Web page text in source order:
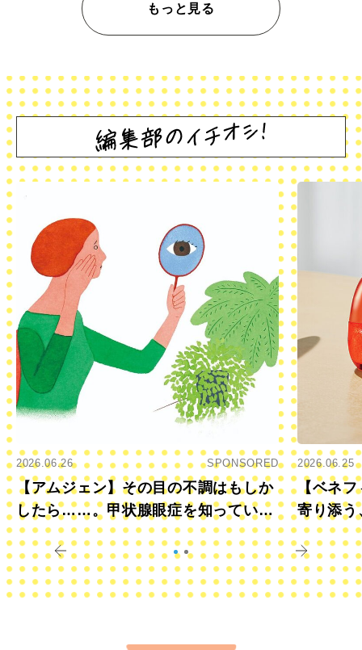
もっと見る
2026.06.26 SPONSORED
【アムジェン】その目の不調はもしか
したら……。甲状腺眼症を知っていま
すか？
2026.06.25
【ベネフ
寄り添う
きに